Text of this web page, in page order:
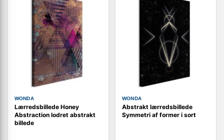
WONDA
Lærredsbillede Honey
Abstraction lodret abstrakt
billede
WONDA
Abstrakt lærredsbillede
Symmetri af former i sort